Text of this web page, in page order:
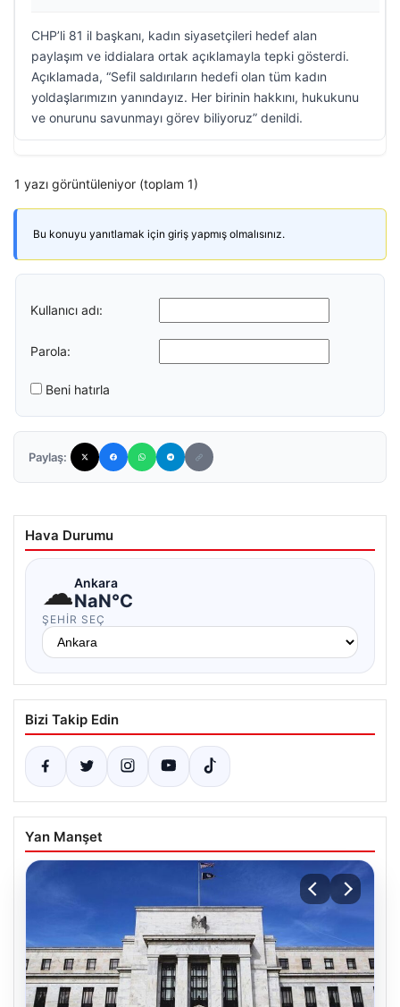
CHP’li 81 il başkanı, kadın siyasetçileri hedef alan
paylaşım ve iddialara ortak açıklamayla tepki gösterdi.
Açıklamada, “Sefil saldırıların hedefi olan tüm kadın
yoldaşlarımızın yanındayız. Her birinin hakkını, hukukunu
ve onurunu savunmayı görev biliyoruz” denildi.
1 yazı görüntüleniyor (toplam 1)
Bu konuyu yanıtlamak için giriş yapmış olmalısınız.
Kullanıcı adı:
Parola:
Beni hatırla
Paylaş:
Hava Durumu
☁Ankara
NaN°C
ŞEHIR SEÇ
Bizi Takip Edin
Yan Manşet